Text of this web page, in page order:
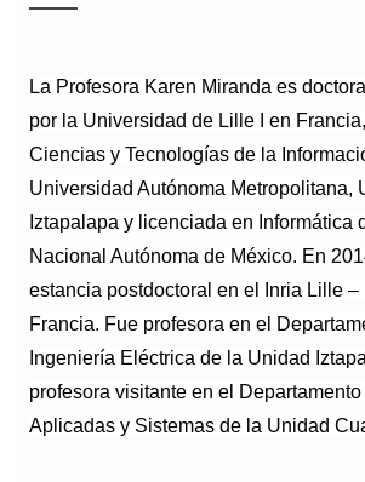
La Profesora Karen Miranda es
por la Universidad de Lille I en
Ciencias y Tecnologías de la
Universidad Autónoma Metropolitana,
Iztapalapa y licenciada en Informática
Nacional Autónoma de México. En
estancia postdoctoral en el Inria Lille –
Francia. Fue profesora en el
Ingeniería Eléctrica de la Unidad
profesora visitante en el
Aplicadas y Sistemas de la Unidad